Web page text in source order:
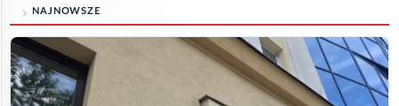
NAJNOWSZE